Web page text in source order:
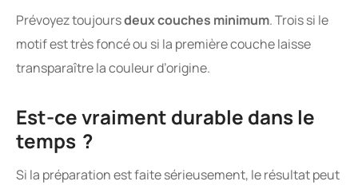
Prévoyez toujoursdeux couches minimum. Trois si le
motif est très foncé ou si la première couche laisse
transparaître la couleur d’origine.
Est-ce vraiment durable dans le
temps ?
Si la préparation est faite sérieusement, le résultat peut